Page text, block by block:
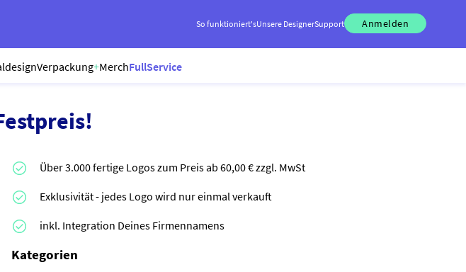
So funktioniert'sUnsere DesignerSupport Anmelden
Verpackung+MerchFullService
Über 3.000 fertige Logos zum Preis ab 60,00 € zzgl. MwSt
Exklusivität - jedes Logo wird nur einmal verkauft
inkl. Integration Deines Firmennamens
Kategorien